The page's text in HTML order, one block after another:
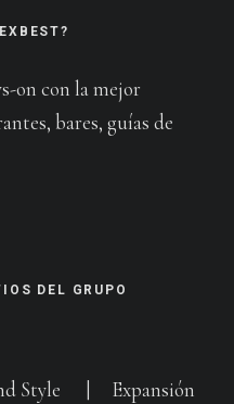
on con la mejor
bares, guías de
DEL GRUPO
Style
Expansión